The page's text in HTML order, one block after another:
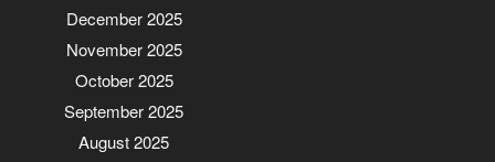
December 2025
November 2025
October 2025
September 2025
August 2025